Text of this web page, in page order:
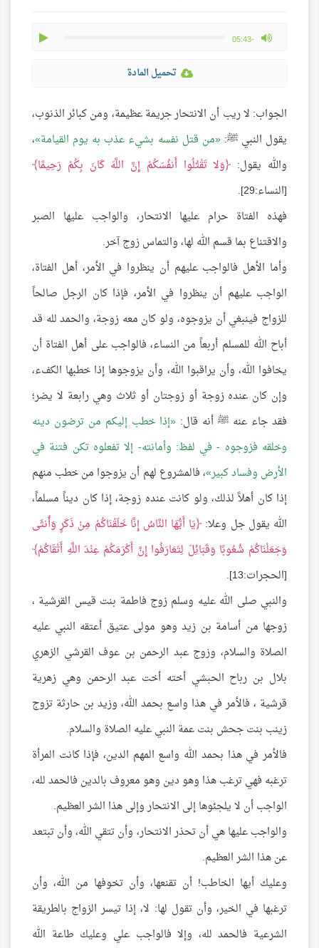
-05:43
max volume
تحميل المادة
الجواب: لا ريب أن الانتحار جريمة عظيمة، ومن كبائر الذنوب،
يقول النبي ﷺ: من قتل نفسه بشيء عذب به يوم القيامة ،
والله يقول:
وَلا تَقْتُلُوا أَنفُسَكُمْ إِنَّ اللَّهَ كَانَ بِكُمْ رَحِيمًا
[النساء:29].
فهذه الفتاة حرام عليها الانتحار، والواجب عليها الصبر
والاقتناع بما قسم الله لها، والتماس زوج آخر.
وأما الأهل فالواجب عليهم أن ينظروا في الأمر، أهل الفتاة،
الواجب عليهم أن ينظروا في الأمر، فإذا كان الرجل صالحاً
للزواج فينبغي أن يزوجوه، ولو كان معه زوجة، والحمد لله قد
أباح الله للمسلم أربعاً من النساء، فالواجب على أهل الفتاة أن
يخافوا الله، وأن يراقبوا الله، وأن يزوجوها إذا خطبها الكفء،
وإن كان عنده زوجة أو زوجتان أو ثلاث وهي رابعة لا يضر؛
فقد جاء عنه ﷺ أنه قال: إذا خطب إليكم من ترضون دينه
وخلقه فزوجوه - في لفظ: وأمانته- إلا تفعلوه تكن فتنة في
الأرض وفساد كبير ، فالمشروع لهم أن يزوجوا من خطب منهم
إذا كان أهلاً لذلك، ولو كانت عنده زوجة، إذا كان ديناً مسلماً،
الله يقول جل وعلا: يَا أَيُّهَا النَّاسُ إِنَّا خَلَقْنَاكُمْ مِنْ ذَكَرٍ وَأُنثَى
وَجَعَلْنَاكُمْ شُعُوبًا وَقَبَائِلَ لِتَعَارَفُوا إِنَّ أَكْرَمَكُمْ عِنْدَ اللَّهِ أَتْقَاكُمْ
[الحجرات:13].
والنبي صلى الله عليه وسلم زوج فاطمة بنت قيس القرشية ،
زوجها من أسامة بن زيد وهو مولى عتيق أعتقه النبي عليه
الصلاة والسلام، وزوج عبد الرحمن بن عوف القرشي الزهري
بلال بن رباح الحبشي أخته أخت عبد الرحمن وهي زهرية
قرشية ، فالأمر في هذا واسع بحمد الله، وزيد بن حارثة تزوج
زينب بنت جحش بنت عمة النبي عليه الصلاة والسلام.
فالأمر في هذا بحمد الله واسع المهم الدين، فإذا كانت المرأة
ترغبه فهي ترغب هذا وهو دين وهو معروف بالدين فالحمد لله،
الواجب أن لا يلجئوها إلى الانتحار وإلى هذا الشر العظيم.
والواجب عليها هي أن تحذر الانتحار، وأن تتقي الله، وأن تبتعد
عن هذا الشر العظيم.
وعليك أيها الخاطب! أن تقنعها، وأن تخوفها من الله، وأن
ترغبها في الخير، وأن تقول لها: لا، إذا تيسر الزواج بالطريقة
الشرعية فالحمد لله، وإلا فالواجب علي وعليك طاعة الله